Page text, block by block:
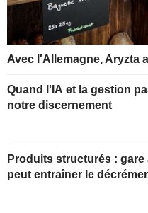
Avec l'Allemagne, Aryzta
Quand l'IA et la gestion
notre discernement
Produits structurés : gare
peut entraîner le